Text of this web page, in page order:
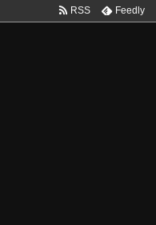
RSS Feedly